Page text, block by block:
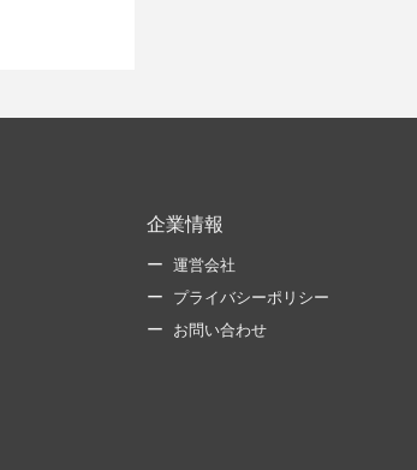
企業情報
運営会社
プライバシーポリシー
お問い合わせ